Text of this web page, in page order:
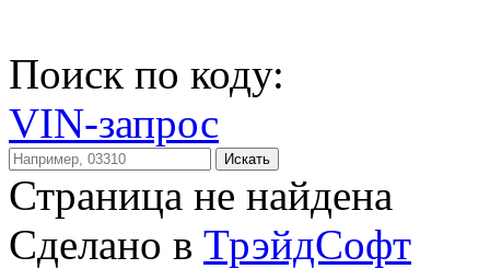
Поиск по коду:
VIN-запрос
Искать
Страница не найдена
Сделано в ТрэйдСофт